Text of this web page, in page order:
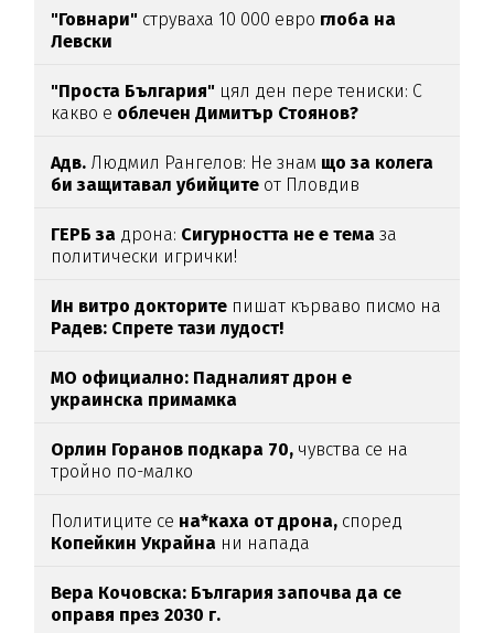
"Говнари" струваха 10 000 евро глоба на
Левски
"Проста България" цял ден пере тениски: С
какво е облечен Димитър Стоянов?
Адв. Людмил Рангелов: Не знам що за колега
би защитавал убийците от Пловдив
ГЕРБ за дрона: Сигурността не е темаза
политически игрички!
Ин витро докторите пишат кърваво писмо на
Радев: Спрете тази лудост!
МО официално: Падналият дрон е
украинска примамка
Орлин Горанов подкара 70, чувства се на
тройно по-малко
Политиците се на*каха от дрона, според
Копейкин Украйна ни напада
Вера Кочовска: България започва да се
оправя през 2030 г.